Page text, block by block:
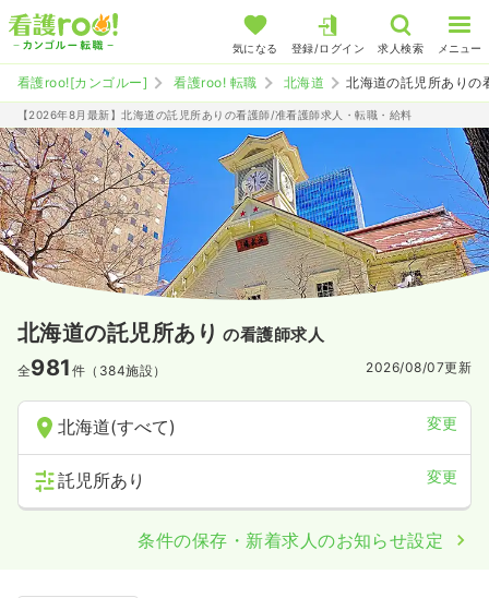
気になる 登録/ログイン 求人検索 メニュー
看護roo![カンゴルー] 看護roo! 転職 北海道 北海道の託児所ありの
【2026年8月最新】北海道の託児所ありの看護師/准看護師求人・転職・給料
北海道の託児所あり の看護師求人
全981 件（384施設） 2026/08/07更新
北海道(すべて) 変更
託児所あり 変更
条件の保存・新着求人のお知らせ設定